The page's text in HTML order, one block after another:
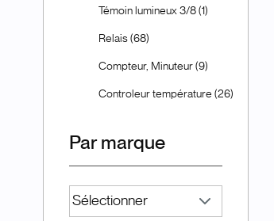
Témoin lumineux 3/8 (1)
Relais (68)
Compteur, Minuteur (9)
Controleur température (26)
Par marque